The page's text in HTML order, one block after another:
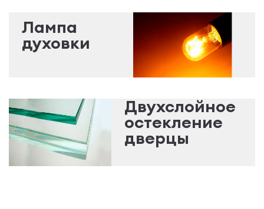
Лампа
духовки
Двухслойное
остекление
дверцы